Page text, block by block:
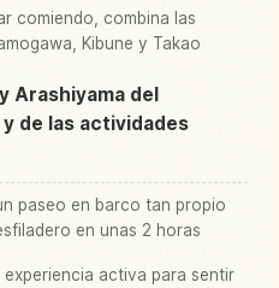
comiendo, combina las
Kibune y Takao
Arashiyama del
de las actividades
paseo en barco tan propio
en unas 2 horas
activa para sentir